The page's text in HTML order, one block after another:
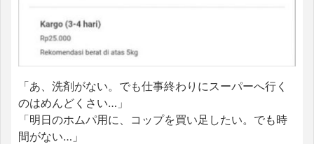
「あ、洗剤がない。でも仕事終わりにスーパーへ行く
のはめんどくさい…」
「明日のホムパ用に、コップを買い足したい。でも時
間がない…」